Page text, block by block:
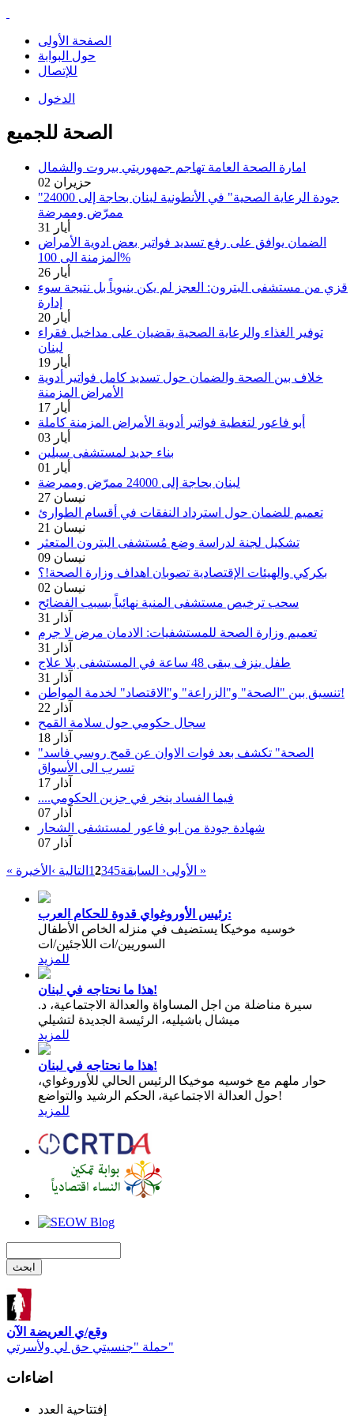
الصفحة الأولى
حول البوابة
للإتصال
الدخول
الصحة للجميع
امارة الصحة العامة تهاجم جمهوريتي بيروت والشمال
02 حزيران
"جودة الرعاية الصحية" في الأنطونية لبنان بحاجة إلى 24000
ممرّض وممرضة
31 أيار
الضمان يوافق على رفع تسديد فواتير بعض ادوية الأمراض
المزمنة الى 100%
26 أيار
قزي من مستشفى البترون: العجز لم يكن بنيوياً بل نتيجة سوء
إدارة
20 أيار
توفير الغذاء والرعاية الصحية يقضيان على مداخيل فقراء
لبنان
19 أيار
خلاف بين الصحة والضمان حول تسديد كامل فواتير أدوية
الأمراض المزمنة
17 أيار
أبو فاعور لتغطية فواتير أدوية الأمراض المزمنة كاملة
03 أيار
بناء جديد لمستشفى سبلين
01 أيار
لبنان بحاجة إلى 24000 ممرّض وممرضة
27 نيسان
تعميم للضمان حول استرداد النفقات في أقسام الطوارئ
21 نيسان
تشكيل لجنة لدراسة وضع مُستشفى البترون المتعثر
09 نيسان
بكركي والهيئات الإقتصادية تصوبان اهداف وزارة الصحة!؟
02 نيسان
سحب ترخيص مستشفى المنية نهائياً بسبب الفضائح
31 آذار
تعميم وزارة الصحة للمستشفيات: الادمان مرض لا جرم
31 آذار
طفل ينزف يبقى 48 ساعة في المستشفى بلا علاج
31 آذار
تنسيق بين "الصحة" و"الزراعة" و"الاقتصاد" لخدمة المواطن!
22 آذار
سجال حكومي حول سلامة القمح
18 آذار
"الصحة" تكشف بعد فوات الاوان عن قمح روسي فاسد
تسرب الى الأسواق
17 آذار
....فيما الفساد ينخر في جزين الحكومي
07 آذار
شهادة جودة من ابو فاعور لمستشفى الشحار
07 آذار
« الأولى‹ السابقة 12345 التالية › الأخيرة »
رئيس الأوروغواي قدوة للحكام العرب:
خوسيه موخيكا يستضيف في منزله الخاص الأطفال
السوريين/ات اللاجئين/ات
للمزيد
هذا ما نحتاجه في لبنان!
سيرة مناضلة من اجل المساواة والعدالة الاجتماعية، د.
ميشال باشيليه، الرئيسة الجديدة لتشيلي
للمزيد
هذا ما نحتاجه في لبنان!
حوار ملهم مع خوسيه موخيكا الرئيس الحالي للأوروغواي،
حول العدالة الاجتماعية، الحكم الرشيد والتواضع!
للمزيد
وقع/ي العريضة الآن
حملة "جنسيتي حق لي ولأسرتي"
اضاءات
إفتتاحية العدد